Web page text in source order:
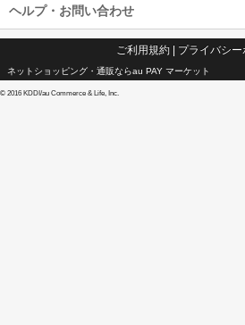
ヘルプ・お問い合わせ
ご利用規約| プライバシー
ネットショッピング・通販ならau PAY マーケット
© 2016 KDDI/au Commerce & Life, Inc.